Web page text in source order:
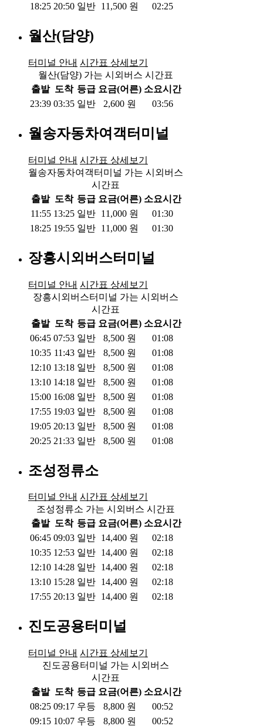
18:25 20:50 일반 11,500 원 02:25
월산(담양)
터미널 안내 시간표 상세보기
월산(담양) 가는 시외버스 시간표
출발 도착 등급 요금(어른) 소요시간
23:39 03:35 일반 2,600 원 03:56
월송자동차여객터미널
터미널 안내 시간표 상세보기
월송자동차여객터미널 가는 시외버스
시간표
출발 도착 등급 요금(어른) 소요시간
11:55 13:25 일반 11,000 원
01:30
18:25 19:55 일반 11,000 원 01:30
장흥시외버스터미널
터미널 안내 시간표 상세보기
장흥시외버스터미널 가는 시외버스
시간표
출발 도착 등급 요금(어른) 소요시간
06:45 07:53 일반 8,500 원
01:08
10:35 11:43 일반 8,500 원
01:08
12:10 13:18 일반 8,500 원
01:08
13:10 14:18 일반 8,500 원
01:08
15:00 16:08 일반 8,500 원
01:08
17:55 19:03 일반 8,500 원
01:08
19:05 20:13 일반 8,500 원
01:08
20:25 21:33 일반 8,500 원 01:08
조성정류소
터미널 안내 시간표 상세보기
조성정류소 가는 시외버스 시간표
출발 도착 등급 요금(어른) 소요시간
06:45 09:03 일반 14,400 원
02:18
10:35 12:53 일반 14,400 원
02:18
12:10 14:28 일반 14,400 원
02:18
13:10 15:28 일반 14,400 원
02:18
17:55 20:13 일반 14,400 원 02:18
진도공용터미널
터미널 안내 시간표 상세보기
진도공용터미널 가는 시외버스
시간표
출발 도착 등급 요금(어른) 소요시간
08:25 09:17 우등 8,800 원
00:52
09:15 10:07 우등 8,800 원
00:52